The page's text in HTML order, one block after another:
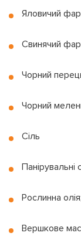
Яловичий
Свинячий
Чорний
Чорний
Сіль
Панірувальні
Рослинна олія;
Вершкове